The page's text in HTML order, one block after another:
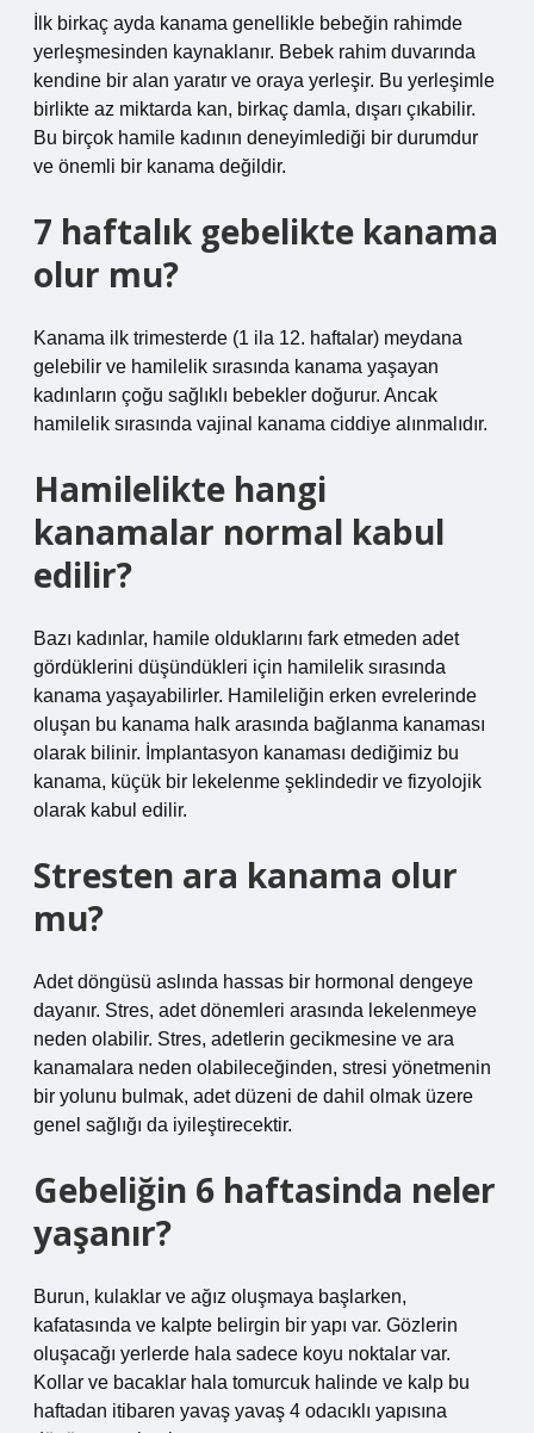
İlk birkaç ayda kanama genellikle bebeğin rahimde
yerleşmesinden kaynaklanır. Bebek rahim duvarında
kendine bir alan yaratır ve oraya yerleşir. Bu yerleşimle
birlikte az miktarda kan, birkaç damla, dışarı çıkabilir.
Bu birçok hamile kadının deneyimlediği bir durumdur
ve önemli bir kanama değildir.
7 haftalık gebelikte kanama
olur mu?
Kanama ilk trimesterde (1 ila 12. haftalar) meydana
gelebilir ve hamilelik sırasında kanama yaşayan
kadınların çoğu sağlıklı bebekler doğurur. Ancak
hamilelik sırasında vajinal kanama ciddiye alınmalıdır.
Hamilelikte hangi
kanamalar normal kabul
edilir?
Bazı kadınlar, hamile olduklarını fark etmeden adet
gördüklerini düşündükleri için hamilelik sırasında
kanama yaşayabilirler. Hamileliğin erken evrelerinde
oluşan bu kanama halk arasında bağlanma kanaması
olarak bilinir. İmplantasyon kanaması dediğimiz bu
kanama, küçük bir lekelenme şeklindedir ve fizyolojik
olarak kabul edilir.
Stresten ara kanama olur
mu?
Adet döngüsü aslında hassas bir hormonal dengeye
dayanır. Stres, adet dönemleri arasında lekelenmeye
neden olabilir. Stres, adetlerin gecikmesine ve ara
kanamalara neden olabileceğinden, stresi yönetmenin
bir yolunu bulmak, adet düzeni de dahil olmak üzere
genel sağlığı da iyileştirecektir.
Gebeliğin 6 haftasinda neler
yaşanır?
Burun, kulaklar ve ağız oluşmaya başlarken,
kafatasında ve kalpte belirgin bir yapı var. Gözlerin
oluşacağı yerlerde hala sadece koyu noktalar var.
Kollar ve bacaklar hala tomurcuk halinde ve kalp bu
haftadan itibaren yavaş yavaş 4 odacıklı yapısına